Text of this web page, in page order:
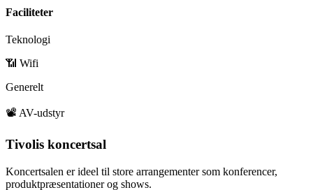
Faciliteter
Teknologi
📶 Wifi
Generelt
📽️ AV-udstyr
Tivolis koncertsal
Koncertsalen er ideel til store arrangementer som konferencer,
produktpræsentationer og shows.